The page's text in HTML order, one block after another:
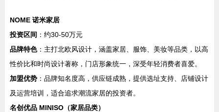
NOME 诺米家居
投资区间 ：约30-50万元
品牌特色：主打北欧风设计，涵盖家居、服饰、美妆等品类，以高
性价比和时尚设计著称，门店形象统一，深受年轻消费者喜爱。
加盟优势 ：品牌知名度高，供应链成熟，提供选址支持、店铺设计
及运营培训，适合追求潮流家居的投资者。
名创优品 MINISO（家居品类）